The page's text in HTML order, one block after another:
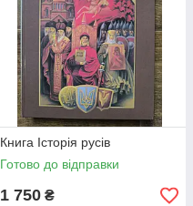
Книга Історія русiв
Готово до відправки
1 750 ₴